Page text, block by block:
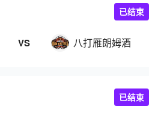
VS 八打雁朗姆酒
已结束
已结束